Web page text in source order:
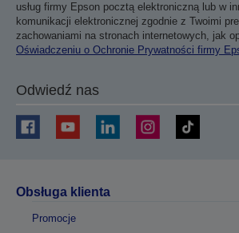
usług firmy Epson pocztą elektroniczną lub w
komunikacji elektronicznej zgodnie z Twoimi
zachowaniami na stronach internetowych, jak
Oświadczeniu o Ochronie Prywatności firmy
Odwiedź nas
Obsługa klienta
Promocje